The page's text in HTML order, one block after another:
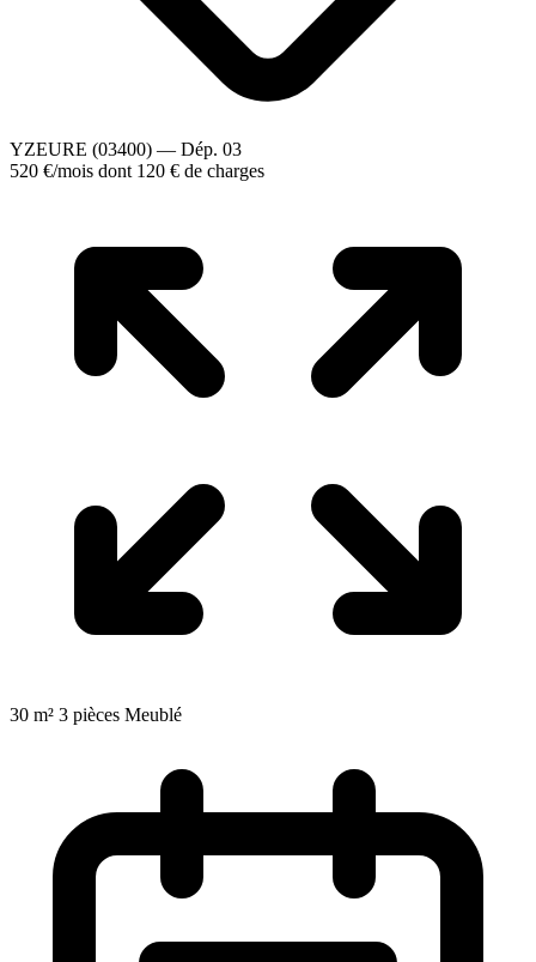
YZEURE (03400) — Dép. 03
520 €/mois dont 120 € de charges
30 m² 3 pièces Meublé